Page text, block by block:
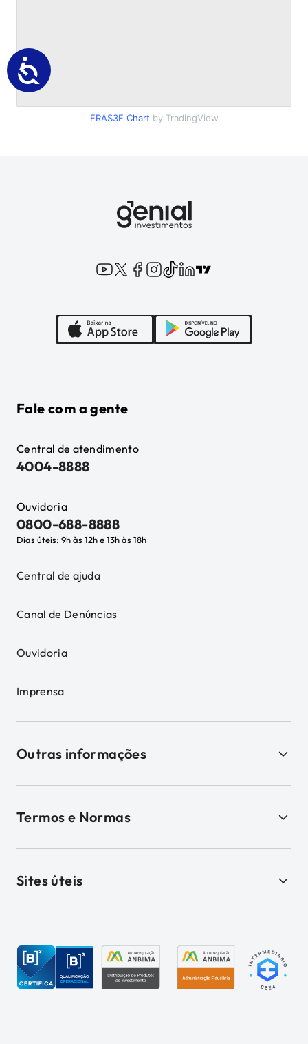
FRAS3F Chart by TradingView
Fale com a gente
Central de atendimento
4004-8888
Ouvidoria
0800-688-8888
Dias úteis: 9h às 12h e 13h às 18h
Central de ajuda
Canal de Denúncias
Ouvidoria
Imprensa
Outras informações
Termos e Normas
Sites úteis